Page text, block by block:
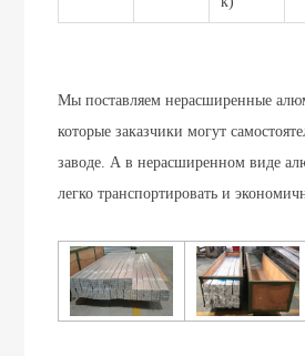
Мы поставляем нерасширенные
которые заказчики могут
заводе. А в нерасширенном виде
легко транспортировать и